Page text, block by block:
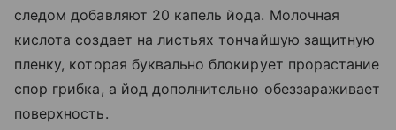
следом добавляют 20 капель йода. Молочная
кислота создает на листьях тончайшую защитную
пленку, которая буквально блокирует прорастание
спор грибка, а йод дополнительно обеззараживает
поверхность.